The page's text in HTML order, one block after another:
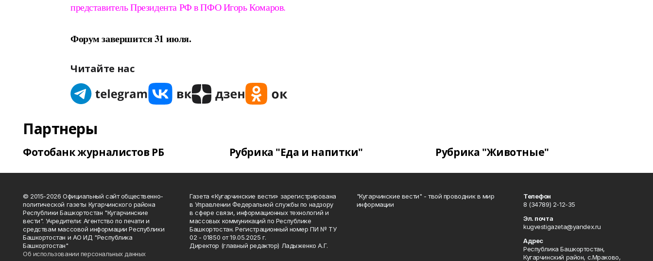
представитель Президента РФ в ПФО Игорь Комаров.
Форум завершится 31 июля.
Читайте нас
Партнеры
Фотобанк журналистов РБ Рубрика "Еда и напитки" Рубрика "Животные"
© 2015-2026 Официальный сайт общественно-
политической газеты Кугарчинского района
Республики Башкортостан "Кугарчинские
вести". Учредители: Агентство по печати и
средствам массовой информации Республики
Башкортостан и АО ИД "Республика
Башкортостан"
Об использовании персональных данных
Газета «Кугарчинские вести» зарегистрирована
в Управлении Федеральной службы по надзору
в сфере связи, информационных технологий и
массовых коммуникаций по Республике
Башкортостан. Регистрационный номер ПИ № ТУ
02 - 01850 от 19.05.2025 г.
Директор (главный редактор) Ладыженко А.Г.
"Кугарчинские вести" - твой проводник в мир
информации
Телефон
8 (34789) 2-12-35
Эл. почта
kugvestigazeta@yandex.ru
Адрес
Республика Башкортостан,
Кугарчинский район, с.Мраково,